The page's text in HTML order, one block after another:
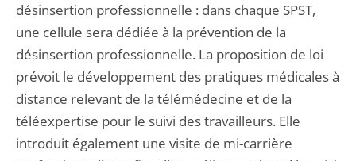
désinsertion professionnelle : dans chaque SPST,
une cellule sera dédiée à la prévention de la
désinsertion professionnelle. La proposition de loi
prévoit le développement des pratiques médicales à
distance relevant de la télémédecine et de la
téléexpertise pour le suivi des travailleurs. Elle
introduit également une visite de mi-carrière